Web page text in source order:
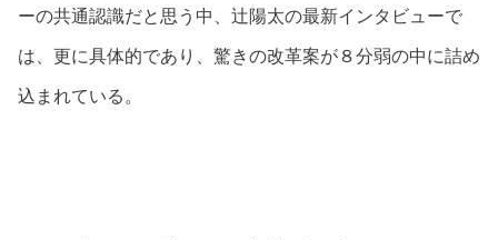
ーの共通認識だと思う中、辻陽太の最新インタビューで
は、更に具体的であり、驚きの改革案が８分弱の中に詰め
込まれている。